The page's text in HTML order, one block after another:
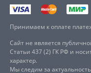
Принимаем к оплате
Сайт не является
Статьи 437 (2) ГК РФ и
характер.
Мы следим за